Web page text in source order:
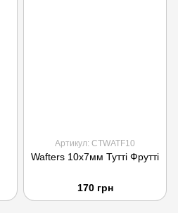
Артикул: CTWATF10
Wafters 10x7мм Тутті Фрутті
170 грн